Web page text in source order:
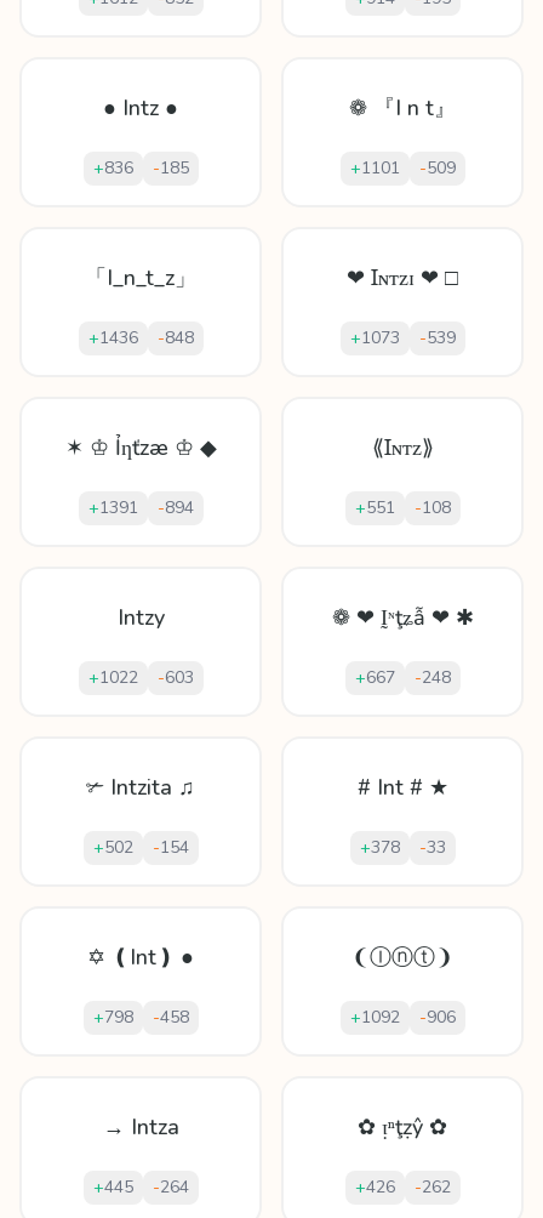
● Intz ●
+836 -185
❁ 『I n t』
+1101 -509
「I_n_t_z」
+1436 -848
❤ Ɪɴᴛᴢɪ ❤ □
+1073 -539
✶ ♔ Ỉƞťzæ ♔ ◆
+1391 -894
⟪Ɪɴᴛᴢ⟫
+551 -108
Intzy
+1022 -603
❁ ❤ Ḭᶰţʑẫ ❤ ✱
+667 -248
✃ Intzita ♫
+502 -154
# Int # ★
+378 -33
✡ ❪Int❫ ●
+798 -458
❨Ⓘⓝⓣ❩
+1092 -906
→ Intza
+445 -264
✿ ᴉⁿţẓŷ ✿
+426 -262